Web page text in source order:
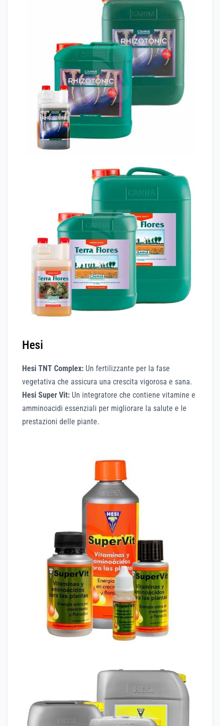
Hesi
Hesi TNT Complex: Un fertilizzante per la fase
vegetativa che assicura una crescita vigorosa e sana.
Hesi Super Vit: Un integratore che contiene vitamine e
amminoacidi essenziali per migliorare la salute e le
prestazioni delle piante.